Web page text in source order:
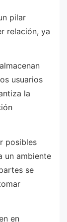
pilar
relación, ya
usuarios
la
posibles
un ambiente
se
en